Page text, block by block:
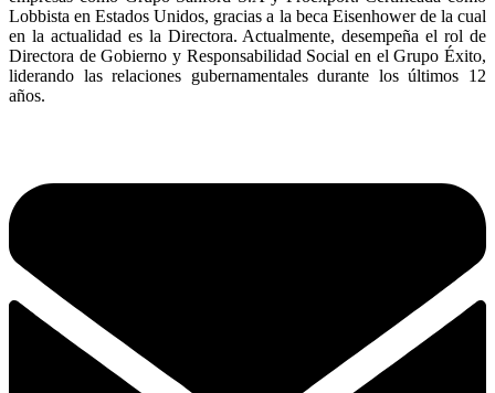
Lobbista en Estados Unidos, gracias a la beca Eisenhower de la cual
en la actualidad es la Directora. Actualmente, desempeña el rol de
Directora de Gobierno y Responsabilidad Social en el Grupo Éxito,
liderando las relaciones gubernamentales durante los últimos 12
años.